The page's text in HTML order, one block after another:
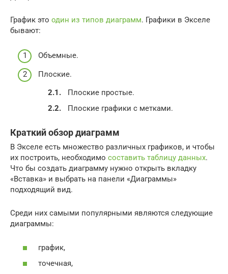
График это один из типов диаграмм. Графики в Экселе
бывают:
Объемные.
Плоские.
Плоские простые.
Плоские графики с метками.
Краткий обзор диаграмм
В Экселе есть множество различных графиков, и чтобы
их построить, необходимо составить таблицу данных.
Что бы создать диаграмму нужно открыть вкладку
«Вставка» и выбрать на панели «Диаграммы»
подходящий вид.
Среди них самыми популярными являются следующие
диаграммы:
график,
точечная,